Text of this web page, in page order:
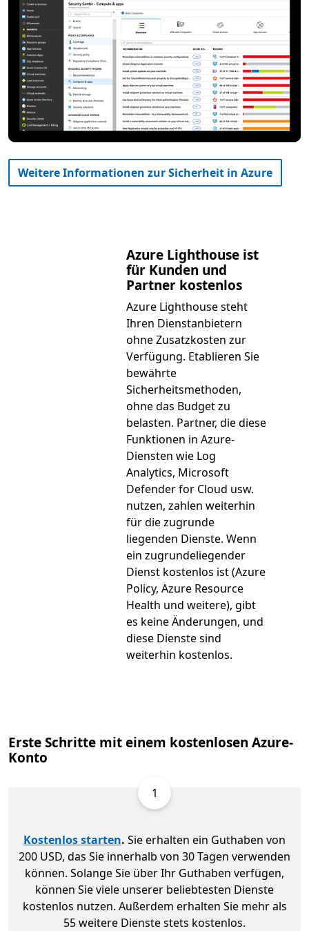
Weitere Informationen zur Sicherheit in Azure
Azure Lighthouse ist
für Kunden und
Partner kostenlos
Azure Lighthouse steht
Ihren Dienstanbietern
ohne Zusatzkosten zur
Verfügung. Etablieren Sie
bewährte
Sicherheitsmethoden,
ohne das Budget zu
belasten. Partner, die diese
Funktionen in Azure-
Diensten wie Log
Analytics, Microsoft
Defender for Cloud usw.
nutzen, zahlen weiterhin
für die zugrunde
liegenden Dienste. Wenn
ein zugrundeliegender
Dienst kostenlos ist (Azure
Policy, Azure Resource
Health und weitere), gibt
es keine Änderungen, und
diese Dienste sind
weiterhin kostenlos.
Erste Schritte mit einem kostenlosen Azure-
Konto
1
Kostenlos starten. Sie erhalten ein Guthaben von
200 USD, das Sie innerhalb von 30 Tagen verwenden
können. Solange Sie über Ihr Guthaben verfügen,
können Sie viele unserer beliebtesten Dienste
kostenlos nutzen. Außerdem erhalten Sie mehr als
55 weitere Dienste stets kostenlos.